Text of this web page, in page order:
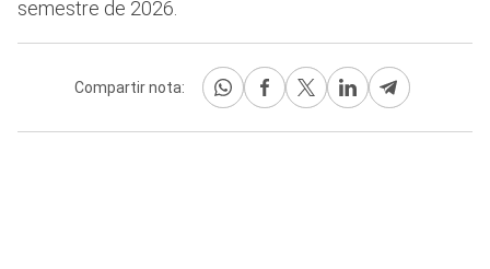
semestre de 2026.
Compartir nota: